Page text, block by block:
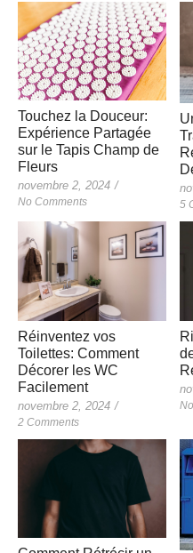
Touchez la Douceur:
Expérience Partagée
sur le Tapis Champ de
Fleurs
novembre 2, 2024 /
No Comments 5
Réinventez vos
Toilettes: Comment
Décorer les WC
Facilement
novembre 2, 2024 /
2 Comments